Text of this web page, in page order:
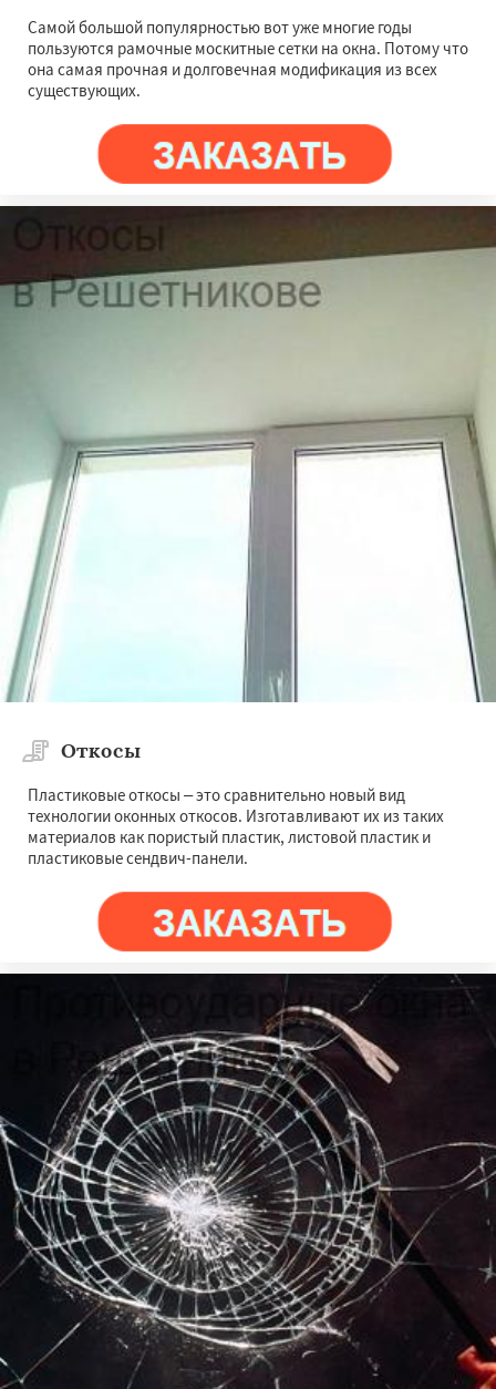
Самой большой популярностью вот уже многие годы
пользуются рамочные москитные сетки на окна. Потому что
она самая прочная и долговечная модификация из всех
существующих.
Откосы
Пластиковые откосы – это сравнительно новый вид
технологии оконных откосов. Изготавливают их из таких
материалов как пористый пластик, листовой пластик и
пластиковые сендвич-панели.